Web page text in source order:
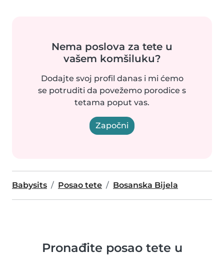
Nema poslova za tete u
vašem komšiluku?
Dodajte svoj profil danas i mi ćemo
se potruditi da povežemo porodice s
tetama poput vas.
Započni
Babysits Posao tete Bosanska Bijela
Pronađite posao tete u